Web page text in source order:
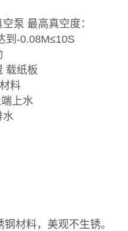
泵 最高真空度：
到-0.08M≤10S
载纸板
料
上水
水
材料，美观不生锈。